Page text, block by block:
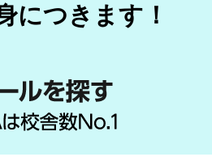
につきます！